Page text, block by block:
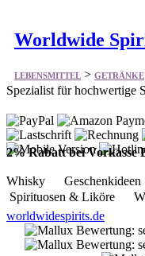
Worldwide
LEBENSMITTEL > GETRÄNKE
Spezialist für hochwertige
2% Rabatt bei Vorkasse
Whisky
Spirituosen & Liköre
worldwidespirits.de